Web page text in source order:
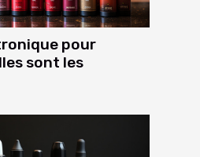
pour
sont les